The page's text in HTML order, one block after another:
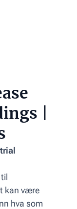
|
kan være
hva som